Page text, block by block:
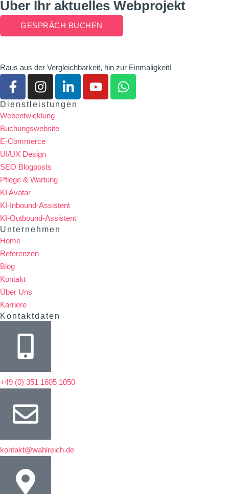
Über Ihr aktuelles Webprojekt
GESPRÄCH BUCHEN
Raus aus der Vergleichbarkeit, hin zur Einmaligkeit!
Dienstleistungen
Webentwicklung
Buchungswebsite
E-Commerce
UI/UX Design
SEO Blogposts
Pflege & Wartung
KI Avatar
KI-Inbound-Assistent
KI-Outbound-Assistent
Unternehmen
Home
Referenzen
Blog
Kontakt
Über Uns
Karriere
Kontaktdaten
+49 (0) 351 1605 1050
kontakt@wahlreich.de